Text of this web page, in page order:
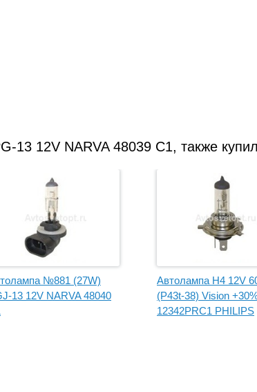
13 12V NARVA 48039 C1, также
№881 (27W)
13 12V NARVA 48040
Автолампа H4 12V
(P43t-38) Vision
12342PRC1 PHILIPS